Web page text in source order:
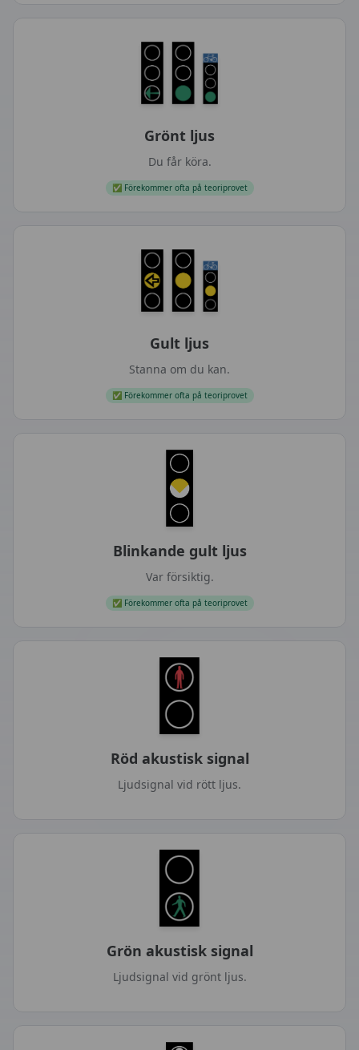
Grönt ljus
Du får köra.
✅ Förekommer ofta på teoriprovet
Gult ljus
Stanna om du kan.
✅ Förekommer ofta på teoriprovet
Blinkande gult ljus
Var försiktig.
✅ Förekommer ofta på teoriprovet
Röd akustisk signal
Ljudsignal vid rött ljus.
Grön akustisk signal
Ljudsignal vid grönt ljus.